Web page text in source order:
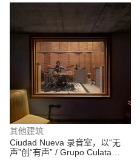
其他建筑
Ciudad Nueva 录音室，以“无
声”创“有声” / Grupo Culata